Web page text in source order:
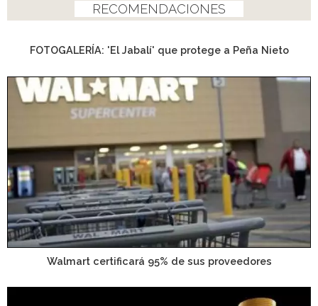
RECOMENDACIONES
FOTOGALERÍA: 'El Jabalí' que protege a Peña Nieto
Walmart certificará 95% de sus proveedores